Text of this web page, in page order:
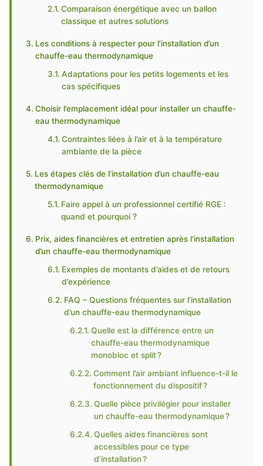
Comparaison énergétique avec un ballon
classique et autres solutions
Les conditions à respecter pour l’installation d’un
chauffe-eau thermodynamique
Adaptations pour les petits logements et les
cas spécifiques
Choisir l’emplacement idéal pour installer un chauffe-
eau thermodynamique
Contraintes liées à l’air et à la température
ambiante de la pièce
Les étapes clés de l’installation d’un chauffe-eau
thermodynamique
Faire appel à un professionnel certifié RGE :
quand et pourquoi ?
Prix, aides financières et entretien après l’installation
d’un chauffe-eau thermodynamique
Exemples de montants d’aides et de retours
d’expérience
FAQ – Questions fréquentes sur l’installation
d’un chauffe-eau thermodynamique
Quelle est la différence entre un
chauffe-eau thermodynamique
monobloc et split ?
Comment l’air ambiant influence-t-il le
fonctionnement du dispositif ?
Quelle pièce privilégier pour installer
un chauffe-eau thermodynamique ?
Quelles aides financières sont
accessibles pour ce type
d’installation ?